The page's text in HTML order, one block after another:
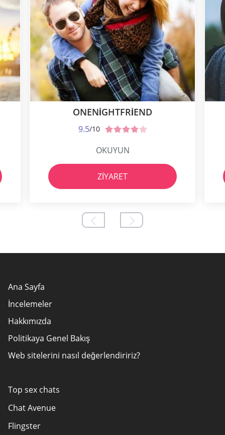
ONENIGHTFRIEND
9.5/10
OKUYUN
ZIYARET
Ana Sayfa
İncelemeler
Hakkımızda
Politikaya Genel Bakış
Web sitelerini nasıl değerlendiririz?
Reklamveren Açıklaması
KULLANIM ŞARTLARI
Site Haritası
Top sex chats
Chat Avenue
Flingster